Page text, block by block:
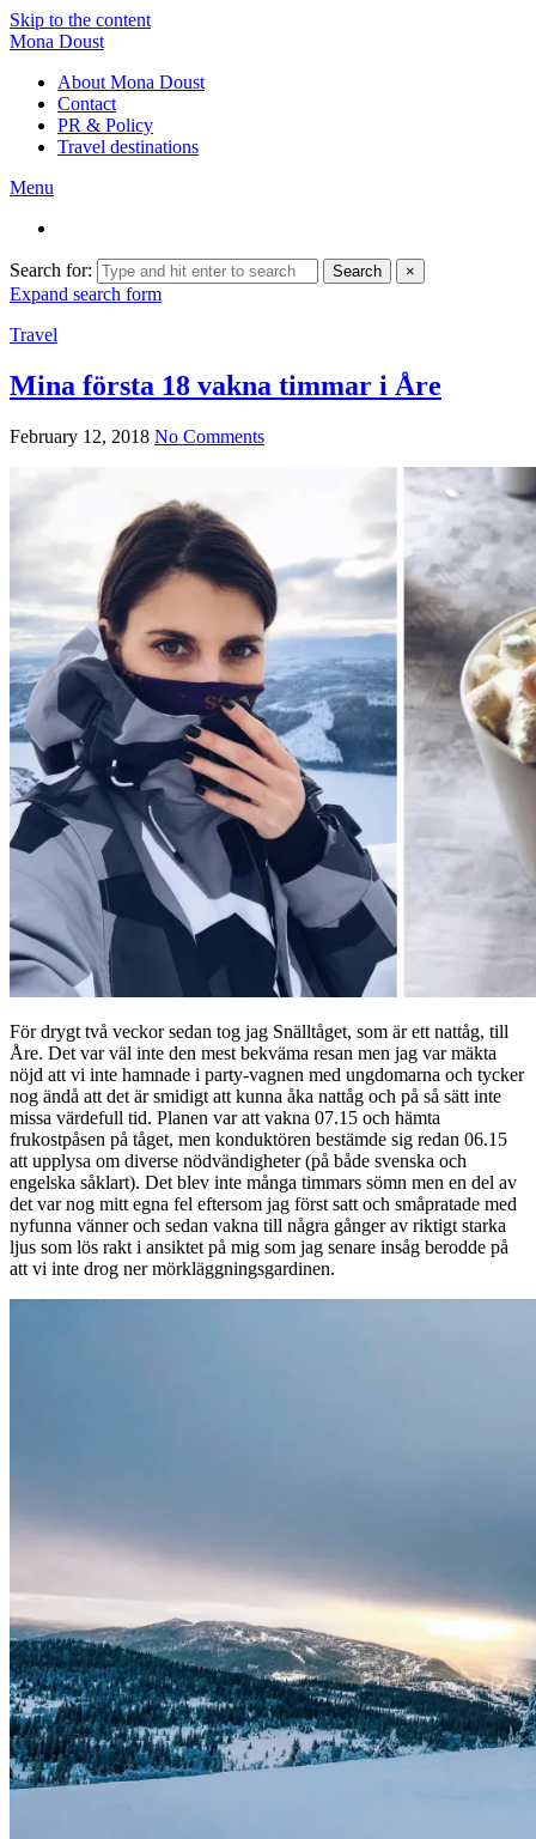
Skip to the content
Mona Doust
About Mona Doust
Contact
PR & Policy
Travel destinations
Menu
Search for: Search ×
Expand search form
Travel
Mina första 18 vakna timmar i Åre
February 12, 2018 No Comments
För drygt två veckor sedan tog jag Snälltåget, som är ett nattåg, till
Åre. Det var väl inte den mest bekväma resan men jag var mäkta
nöjd att vi inte hamnade i party-vagnen med ungdomarna och tycker
nog ändå att det är smidigt att kunna åka nattåg och på så sätt inte
missa värdefull tid. Planen var att vakna 07.15 och hämta
frukostpåsen på tåget, men konduktören bestämde sig redan 06.15
att upplysa om diverse nödvändigheter (på både svenska och
engelska såklart). Det blev inte många timmars sömn men en del av
det var nog mitt egna fel eftersom jag först satt och småpratade med
nyfunna vänner och sedan vakna till några gånger av riktigt starka
ljus som lös rakt i ansiktet på mig som jag senare insåg berodde på
att vi inte drog ner mörkläggningsgardinen.